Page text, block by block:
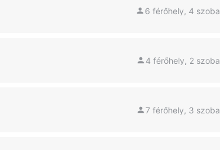
6 férőhely, 4 szoba
4 férőhely, 2 szoba
7 férőhely, 3 szoba